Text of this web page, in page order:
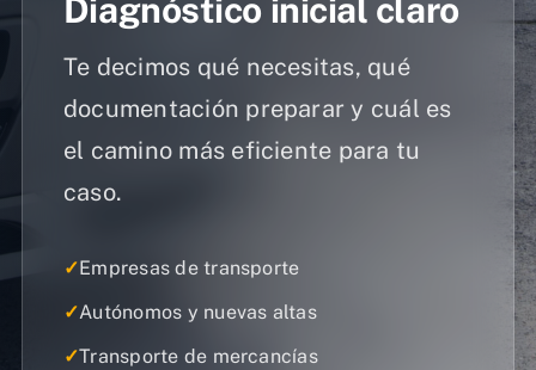
Diagnóstico inicial claro
Te decimos qué necesitas, qué
documentación preparar y cuál es
el camino más eficiente para tu
caso.
✓Empresas de transporte
✓Autónomos y nuevas altas
✓Transporte de mercancías